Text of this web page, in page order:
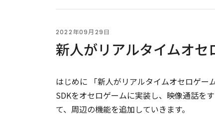
2022年09月29日
新人がリアルタイムオ
はじめに 「新人がリアルタイムオセロゲー
SDKをオセロゲームに実装し、映像通話を
て、周辺の機能を追加していきます。